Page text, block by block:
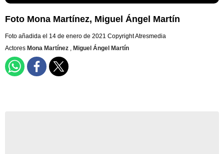
Foto Mona Martínez, Miguel Ángel Martín
Foto añadida el 14 de enero de 2021 Copyright Atresmedia
Actores Mona Martínez , Miguel Ángel Martín